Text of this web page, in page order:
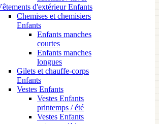
d'extérieur Enfants
Chemises et chemisiers
Enfants
Enfants manches
courtes
Enfants manches
longues
Gilets et chauffe-corps
Enfants
Vestes Enfants
Vestes Enfants
printemps / été
Vestes Enfants